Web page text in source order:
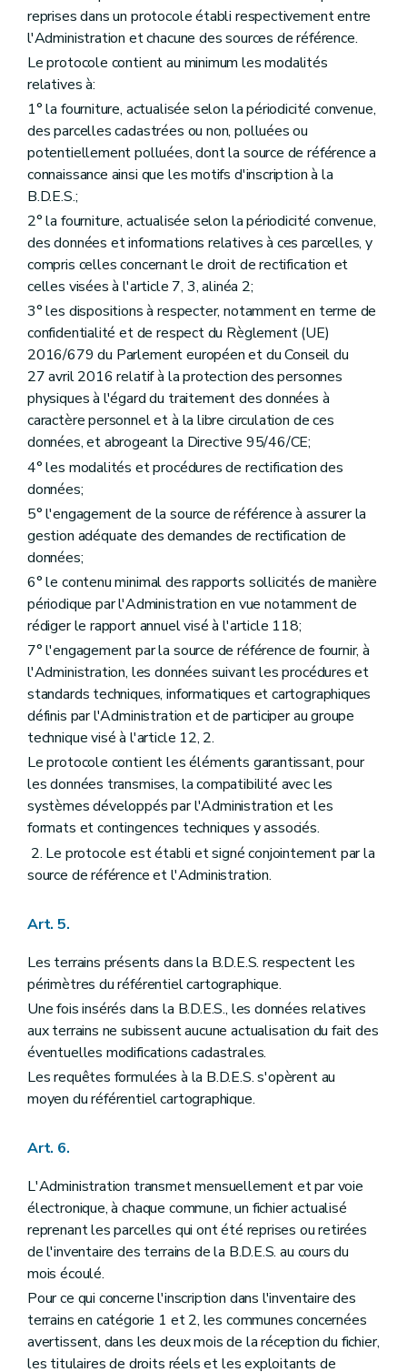
reprises dans un protocole établi respectivement entre
l'Administration et chacune des sources de référence.
Le protocole contient au minimum les modalités
relatives à:
1° la fourniture, actualisée selon la périodicité convenue,
des parcelles cadastrées ou non, polluées ou
potentiellement polluées, dont la source de référence a
connaissance ainsi que les motifs d'inscription à la
B.D.E.S.;
2° la fourniture, actualisée selon la périodicité convenue,
des données et informations relatives à ces parcelles, y
compris celles concernant le droit de rectification et
celles visées à l'article 7, 3, alinéa 2;
3° les dispositions à respecter, notamment en terme de
confidentialité et de respect du Règlement (UE)
2016/679 du Parlement européen et du Conseil du
27 avril 2016 relatif à la protection des personnes
physiques à l'égard du traitement des données à
caractère personnel et à la libre circulation de ces
données, et abrogeant la Directive 95/46/CE;
4° les modalités et procédures de rectification des
données;
5° l'engagement de la source de référence à assurer la
gestion adéquate des demandes de rectification de
données;
6° le contenu minimal des rapports sollicités de manière
périodique par l'Administration en vue notamment de
rédiger le rapport annuel visé à l'article 118;
7° l'engagement par la source de référence de fournir, à
l'Administration, les données suivant les procédures et
standards techniques, informatiques et cartographiques
définis par l'Administration et de participer au groupe
technique visé à l'article 12, 2.
Le protocole contient les éléments garantissant, pour
les données transmises, la compatibilité avec les
systèmes développés par l'Administration et les
formats et contingences techniques y associés.
2. Le protocole est établi et signé conjointement par la
source de référence et l'Administration.
Art. 5.
Les terrains présents dans la B.D.E.S. respectent les
périmètres du référentiel cartographique.
Une fois insérés dans la B.D.E.S., les données relatives
aux terrains ne subissent aucune actualisation du fait des
éventuelles modifications cadastrales.
Les requêtes formulées à la B.D.E.S. s'opèrent au
moyen du référentiel cartographique.
Art. 6.
L'Administration transmet mensuellement et par voie
électronique, à chaque commune, un fichier actualisé
reprenant les parcelles qui ont été reprises ou retirées
de l'inventaire des terrains de la B.D.E.S. au cours du
mois écoulé.
Pour ce qui concerne l'inscription dans l'inventaire des
terrains en catégorie 1 et 2, les communes concernées
avertissent, dans les deux mois de la réception du fichier,
les titulaires de droits réels et les exploitants de